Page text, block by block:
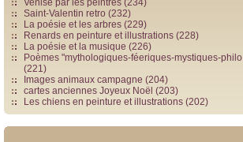
Venise par les peintres (234)
Saint-Valentin retro (232)
La poésie et les arbres (229)
Renards en peinture et illustrations (228)
La poésie et la musique (226)
Poèmes "mythologiques-féeriques-mystiques-philo
(221)
Images animaux campagne (204)
cartes anciennes Joyeux Noël (203)
Les chiens en peinture et illustrations (202)